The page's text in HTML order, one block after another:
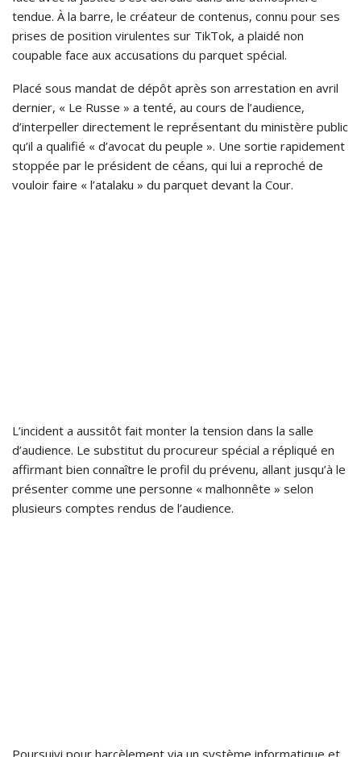
tendue. À la barre, le créateur de contenus, connu pour ses
prises de position virulentes sur TikTok, a plaidé non
coupable face aux accusations du parquet spécial.
Placé sous mandat de dépôt après son arrestation en avril
dernier, « Le Russe » a tenté, au cours de l’audience,
d’interpeller directement le représentant du ministère public
qu’il a qualifié « d’avocat du peuple ». Une sortie rapidement
stoppée par le président de céans, qui lui a reproché de
vouloir faire « l’atalaku » du parquet devant la Cour.
L’incident a aussitôt fait monter la tension dans la salle
d’audience. Le substitut du procureur spécial a répliqué en
affirmant bien connaître le profil du prévenu, allant jusqu’à le
présenter comme une personne « malhonnête » selon
plusieurs comptes rendus de l’audience.